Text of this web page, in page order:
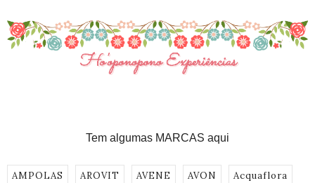
Tem algumas MARCAS aqui
AMPOLAS AROVIT AVENE AVON Acquaflora